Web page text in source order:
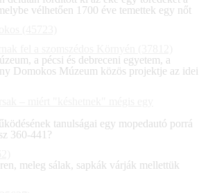
vélhetően 1700 éve temettek egy nőt
a pécsi és debreceni egyetem, a
Domokos Múzeum közös projektje az idei
tanulságai egy mopedautó porrá
360-441?
meleg sálak, sapkák várják mellettük